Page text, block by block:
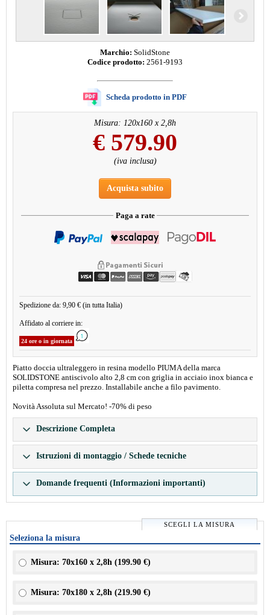
Marchio: SolidStone
Codice prodotto: 2561-9193
Scheda prodotto in PDF
Misura: 120x160 x 2,8h
€ 579.90
(iva inclusa)
Acquista subito
Paga a rate
Spedizione da: 9,90 € (in tutta Italia)
Affidato al corriere in:
24 ore o in giornata
Piatto doccia ultraleggero in resina modello PIUMA della marca
SOLIDSTONE antiscivolo alto 2,8 cm con griglia in acciaio inox bianca e
piletta compresa nel prezzo. Installabile anche a filo pavimento.
Novità Assoluta sul Mercato! -70% di peso
Descrizione Completa
Istruzioni di montaggio / Schede tecniche
Domande frequenti (Informazioni importanti)
SCEGLI LA MISURA
Seleziona la misura
Misura: 70x160 x 2,8h (199.90 €)
Misura: 70x180 x 2,8h (219.90 €)